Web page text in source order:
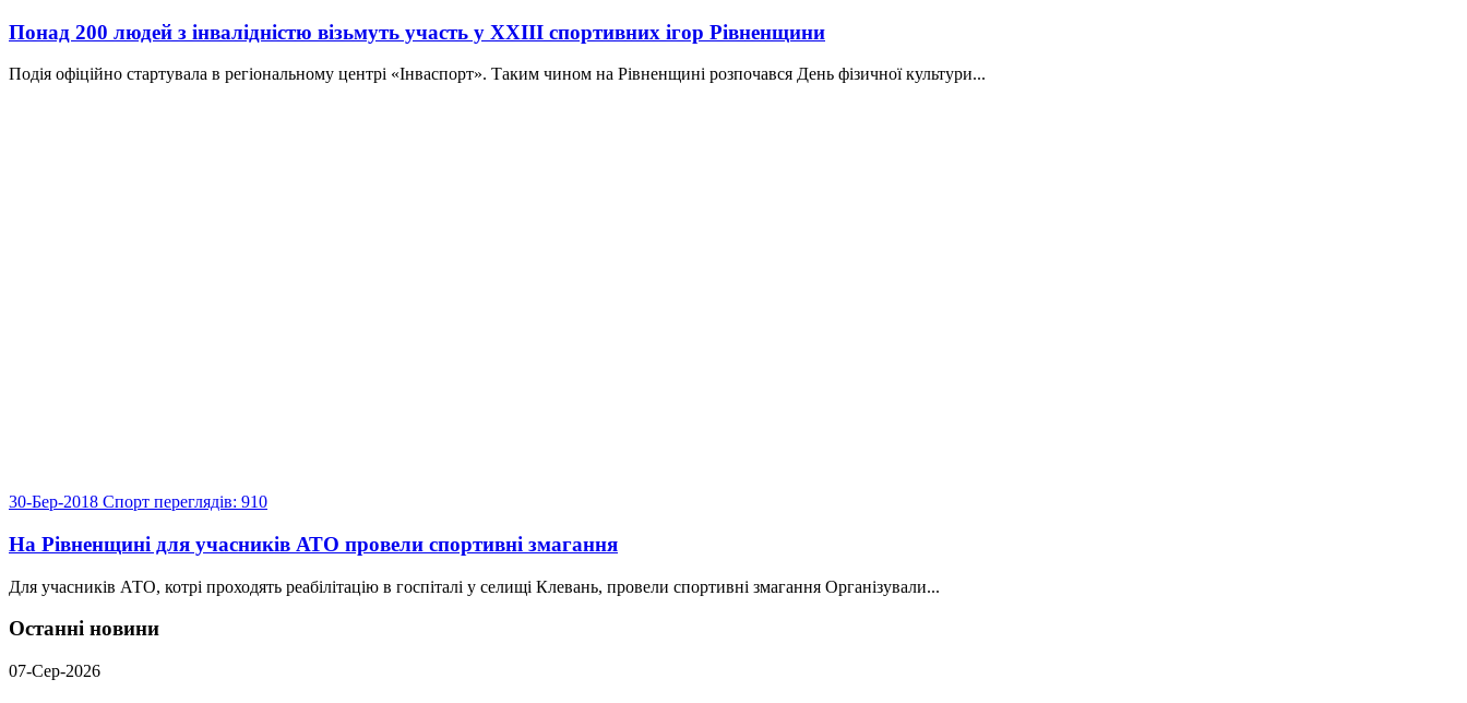
Понад 200 людей з інвалідністю візьмуть участь у ХХІІІ спортивних ігор Рівненщини
Подія офіційно стартувала в регіональному центрі «Інваспорт». Таким чином на Рівненщині розпочався День фізичної культури...
30-Бер-2018 Спорт переглядів: 910
На Рівненщині для учасників АТО провели спортивні змагання
Для учасників АТО, котрі проходять реабілітацію в госпіталі у селищі Клевань, провели спортивні змагання Організували...
Останні новини
07-Сер-2026